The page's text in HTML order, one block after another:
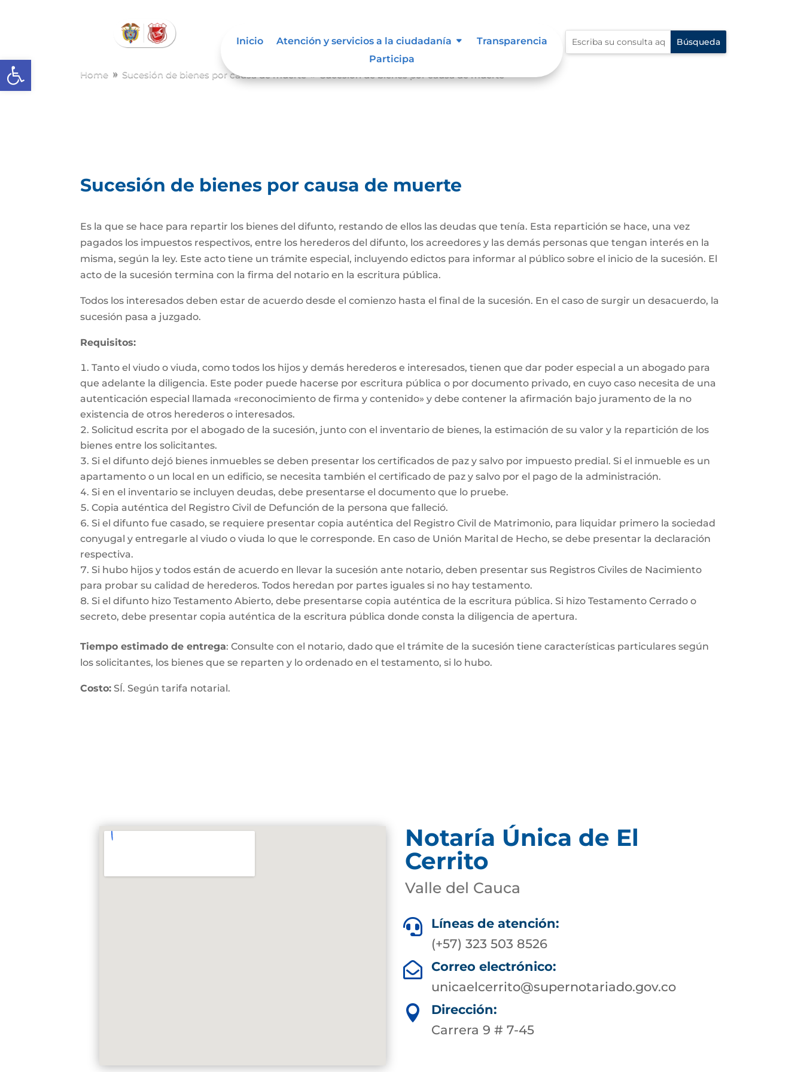
Abrir barra de herramientas
Inicio Atención y servicios a la ciudadanía
Transparencia
Participa
Home 9 Sucesión de bienes por causa de muerte
Sucesión de bienes por causa de muerte
Es la que se hace para repartir los bienes del difunto, restando de ellos las deudas que tenía. Esta repartición se hace, una vez
pagados los impuestos respectivos, entre los herederos del difunto, los acreedores y las demás personas que tengan interés en la
misma, según la ley. Este acto tiene un trámite especial, incluyendo edictos para informar al público sobre el inicio de la sucesión. El
acto de la sucesión termina con la firma del notario en la escritura pública.
Todos los interesados deben estar de acuerdo desde el comienzo hasta el final de la sucesión. En el caso de surgir un desacuerdo, la
sucesión pasa a juzgado.
Requisitos:
Tanto el viudo o viuda, como todos los hijos y demás herederos e interesados, tienen que dar poder especial a un abogado para
que adelante la diligencia. Este poder puede hacerse por escritura pública o por documento privado, en cuyo caso necesita de una
autenticación especial llamada «reconocimiento de firma y contenido» y debe contener la afirmación bajo juramento de la no
existencia de otros herederos o interesados.
Solicitud escrita por el abogado de la sucesión, junto con el inventario de bienes, la estimación de su valor y la repartición de los
bienes entre los solicitantes.
Si el difunto dejó bienes inmuebles se deben presentar los certificados de paz y salvo por impuesto predial. Si el inmueble es un
apartamento o un local en un edificio, se necesita también el certificado de paz y salvo por el pago de la administración.
Si en el inventario se incluyen deudas, debe presentarse el documento que lo pruebe.
Copia auténtica del Registro Civil de Defunción de la persona que falleció.
Si el difunto fue casado, se requiere presentar copia auténtica del Registro Civil de Matrimonio, para liquidar primero la sociedad
conyugal y entregarle al viudo o viuda lo que le corresponde. En caso de Unión Marital de Hecho, se debe presentar la declaración
respectiva.
Si hubo hijos y todos están de acuerdo en llevar la sucesión ante notario, deben presentar sus Registros Civiles de Nacimiento
para probar su calidad de herederos. Todos heredan por partes iguales si no hay testamento.
Si el difunto hizo Testamento Abierto, debe presentarse copia auténtica de la escritura pública. Si hizo Testamento Cerrado o
secreto, debe presentar copia auténtica de la escritura pública donde consta la diligencia de apertura.
Tiempo estimado de entrega: Consulte con el notario, dado que el trámite de la sucesión tiene características particulares según
los solicitantes, los bienes que se reparten y lo ordenado en el testamento, si lo hubo.
Costo: SÍ. Según tarifa notarial.
Notaría Única de El
Cerrito
Valle del Cauca

Líneas de atención:
(+57) 323 503 8526

Correo electrónico:
unicaelcerrito@supernotariado.gov.co

Dirección:
Carrera 9 # 7-45